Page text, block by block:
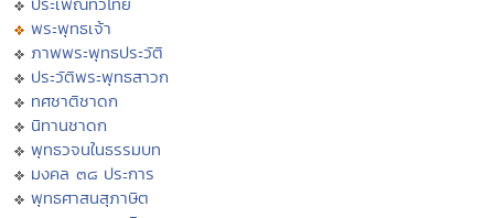
พระพุทธเจ้า
ภาพพระพุทธประวัติ
ประวัติพระพุทธสาวก
ทศชาติชาดก
นิทานชาดก
พุทธวจนในธรรมบท
มงคล ๓๘ ประการ
พุทธศาสนสุภาษิต